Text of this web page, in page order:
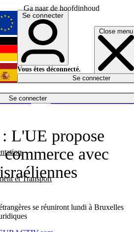
Ga naar de hoofdinhoud
Close menu
Se connecter
et Transport
Économie
English
Deutsch
Español
Se connecter
Vous êtes déconnecté.
Se connecter
L'UE propose
avec
se réuniront lundi à Bruxelles